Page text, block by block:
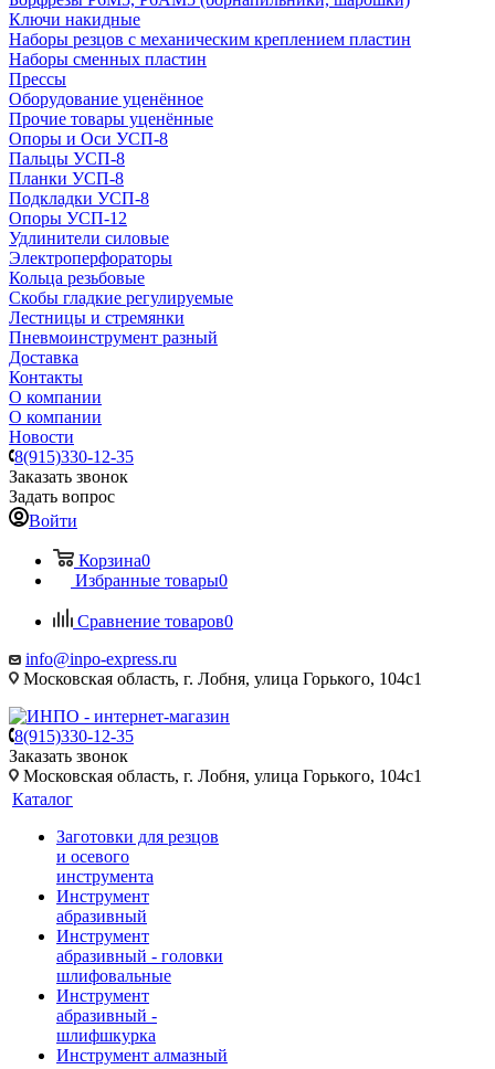
Ключи накидные
Наборы резцов с механическим креплением пластин
Наборы сменных пластин
Прессы
Оборудование уценённое
Прочие товары уценённые
Опоры и Оси УСП-8
Пальцы УСП-8
Планки УСП-8
Подкладки УСП-8
Опоры УСП-12
Удлинители силовые
Электроперфораторы
Кольца резьбовые
Скобы гладкие регулируемые
Лестницы и стремянки
Пневмоинструмент разный
Доставка
Контакты
О компании
О компании
Новости
8(915)330-12-35
Заказать звонок
Задать вопрос
Войти
Корзина0
Избранные товары0
Сравнение товаров0
info@inpo-express.ru
Московская область, г. Лобня, улица Горького, 104с1
8(915)330-12-35
Заказать звонок
Московская область, г. Лобня, улица Горького, 104с1
Каталог
Заготовки для резцов
и осевого
инструмента
Инструмент
абразивный
Инструмент
абразивный - головки
шлифовальные
Инструмент
абразивный -
шлифшкурка
Инструмент алмазный